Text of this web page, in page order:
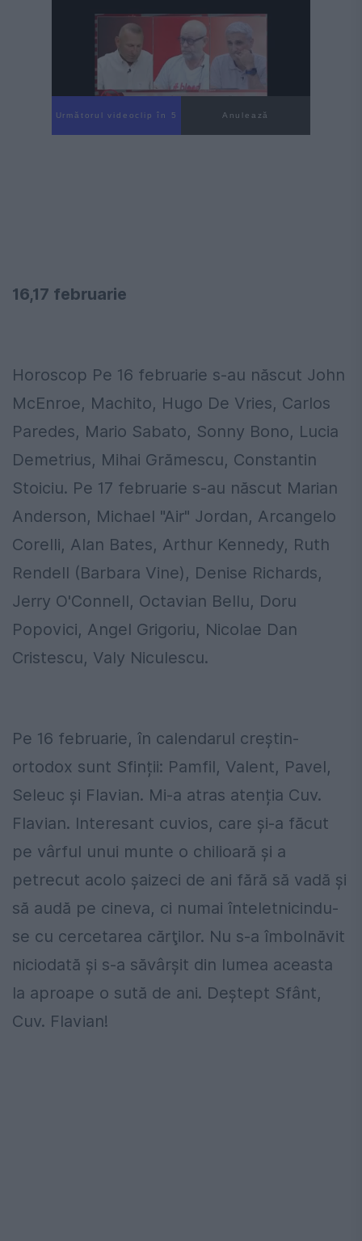
Următorul videoclip în 4 Anulează
16,17 februarie
Horoscop Pe 16 februarie s-au născut John
McEnroe, Machito, Hugo De Vries, Carlos
Paredes, Mario Sabato, Sonny Bono, Lucia
Demetrius, Mihai Grămescu, Constantin
Stoiciu. Pe 17 februarie s-au născut Marian
Anderson, Michael "Air" Jordan, Arcangelo
Corelli, Alan Bates, Arthur Kennedy, Ruth
Rendell (Barbara Vine), Denise Richards,
Jerry O'Connell, Octavian Bellu, Doru
Popovici, Angel Grigoriu, Nicolae Dan
Cristescu, Valy Niculescu.
Pe 16 februarie, în calendarul creștin-
ortodox sunt Sfinții: Pamfil, Valent, Pavel,
Seleuc și Flavian. Mi-a atras atenția Cuv.
Flavian. Interesant cuvios, care şi-a făcut
pe vârful unui munte o chilioară şi a
petrecut acolo şaizeci de ani fără să vadă şi
să audă pe cineva, ci numai înteletnicindu-
se cu cercetarea cărţilor. Nu s-a îmbolnăvit
niciodată şi s-a săvârşit din lumea aceasta
la aproape o sută de ani. Deştept Sfânt,
Cuv. Flavian!